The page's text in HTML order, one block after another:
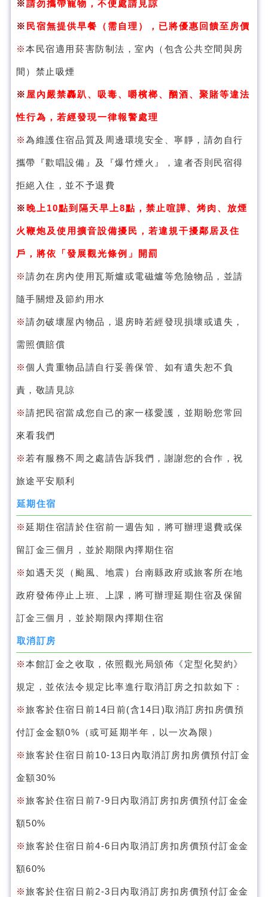
※請勿攜帶寵物，不便處請見諒
※ 民宿無提供早餐（需自理），已將優惠回饋至房價
※本民宿適用菸害防制法，室內（包含公共空間與房
間）禁止吸煙
※ 屋內嚴禁轟趴、吸毒、嚼檳榔、酗酒、聚賭等違法
性行為，若經發現一律報警處理
※為維護住宿品質及周邊環境安全、寧靜，請勿自行
攜帶『歡唱設備』及『爆竹煙火』，違者否則民宿得
拒絕入住，並不予退費
※ 晚上10點到隔天早上8點，禁止喧譁、烤肉、放煙
火鞭炮及使用擴音設備擾民，若違規干擾鄰居及住
戶，將依「發展觀光條例」開罰
※請勿在房內使用瓦斯爐或電磁爐等危險物品，並請
隨手關燈及節約用水
※請勿破壞屋內物品，退房時若經發現損壞或遺失，
需照價賠償
※個人貴重物品請自行妥善保管、如有遺失恕不負
責，敬請見諒
※請把民宿當成您自己的家一樣愛護，並期盼您常回
來看我們
※ 若有服務不周之處請告訴我們，謝謝您的合作，祝
旅途平安順利
延期住宿
※延期住宿請於住宿前一週告知，將可辦理退費或保
留訂金三個月，並於期限內擇期住宿
※如遇天災（颱風、地震）台南縣政府或旅客所在地
政府發佈停止上班、上課，將可辦理延期住宿及保留
訂金三個月，並於期限內擇期住宿
取消訂房
※本館訂金之收取，依照觀光局頒佈《定型化契約》
規定，並依法令規定比率進行取消訂房之扣款如下：
※旅客於住宿日前14日前(含14日)取消訂房扣房價預
付訂金金額0%（或可延期半年，以一次為限）
※旅客於住宿日前10-13日內取消訂房扣房價預付訂金
金額30%
※旅客於住宿日前7-9日內取消訂房扣房價預付訂金金
額50%
※旅客於住宿日前4-6日內取消訂房扣房價預付訂金金
額60%
※旅客於住宿日前2-3日內取消訂房扣房價預付訂金金